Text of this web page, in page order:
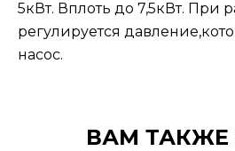
5кВт. Вплоть до 7,5кВт. При
регулируется
насос.
ВАМ ТАКЖЕ